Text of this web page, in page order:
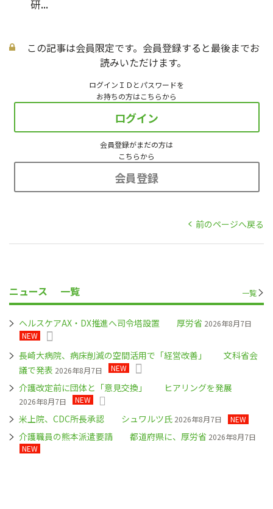
研...
この記事は会員限定です。会員登録すると最後までお
読みいただけます。
ログインＩＤとパスワードを
お持ちの方はこちらから
ログイン
会員登録がまだの方は
こちらから
会員登録
前のページへ戻る
ニュース 一覧 一覧
ヘルスケアAX・DX推進へ司令塔設置 厚労省 2026年8月7日
NEW
長崎大病院、病床削減の空間活用で「経営改善」 文科省会
議で発表 2026年8月7日 NEW
介護改定前に団体と「意見交換」 ヒアリングを発展
2026年8月7日 NEW
米上院、CDC所長承認 シュワルツ氏 2026年8月7日 NEW
介護職員の熊本派遣要請 都道府県に、厚労省 2026年8月7日
NEW